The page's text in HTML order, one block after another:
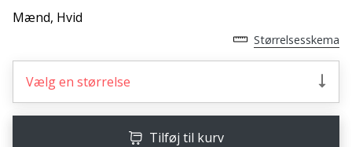
at
kende!
de
tekniske
og
Mænd, Hvid
Størrelsesskema
Vælg en størrelse
Tilføj til kurv